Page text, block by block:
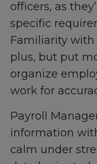
officers, as
specific
Familiarity with
plus, but put
organize
work for
Payroll
information
calm under